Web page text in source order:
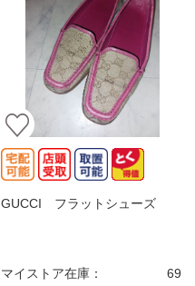
GUCCI フラットシューズ
マイストア在庫： 69